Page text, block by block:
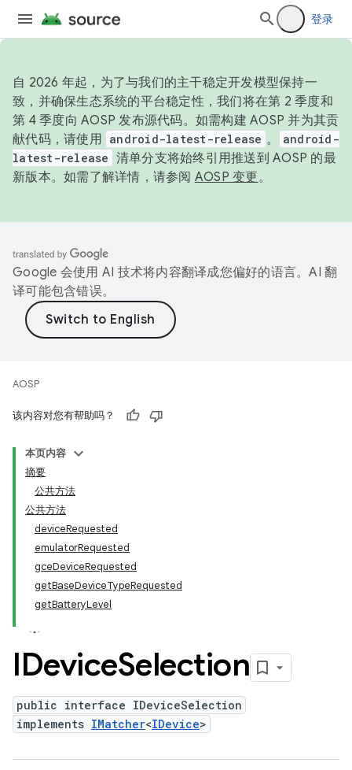
登录
自 2026 年起，为了与我们的主干稳定开发模型保持一
致，并确保生态系统的平台稳定性，我们将在第 2 季度和
第 4 季度向 AOSP 发布源代码。如需构建 AOSP 并为其贡
献代码，请使用 android-latest-release 。
android-
latest-release 清单分支将始终引用推送到 AOSP 的最
新版本。如需了解详情，请参阅 AOSP 变更。
Google 会使用 AI 技术将内容翻译成您偏好的语言。AI 翻
译可能包含错误。
AOSP
该内容对您有帮助吗？
本页内容
摘要
公共方法
公共方法
deviceRequested
emulatorRequested
gceDeviceRequested
getBaseDeviceTypeRequested
getBatteryLevel
IDeviceSelection
public interface IDeviceSelection
implements IMatcher<IDevice>